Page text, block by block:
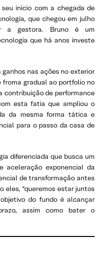
início com a chegada de
que chegou em julho
a gestora. Bruno é um
que há anos investe
nas ações no exterior
froma gradual ao portfolio no
contribuição de performance
esta fatia que ampliou o
da mesma forma tática e
para o passo da casa de
diferenciada que busca um
aceleração exponencial da
de transformação antes
eles, “queremos estar juntos
do fundo é alcançar
assim como bater o